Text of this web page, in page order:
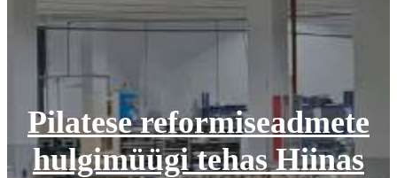
Pilatese reformiseadmete
hulgimüügi tehas Hiinas